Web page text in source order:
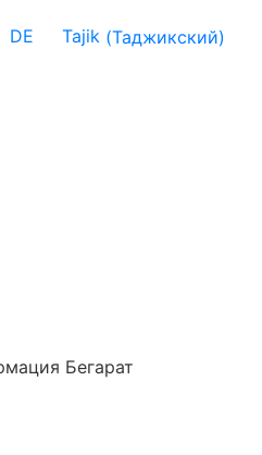
DE Tajik (Таджикский)
Бегарат